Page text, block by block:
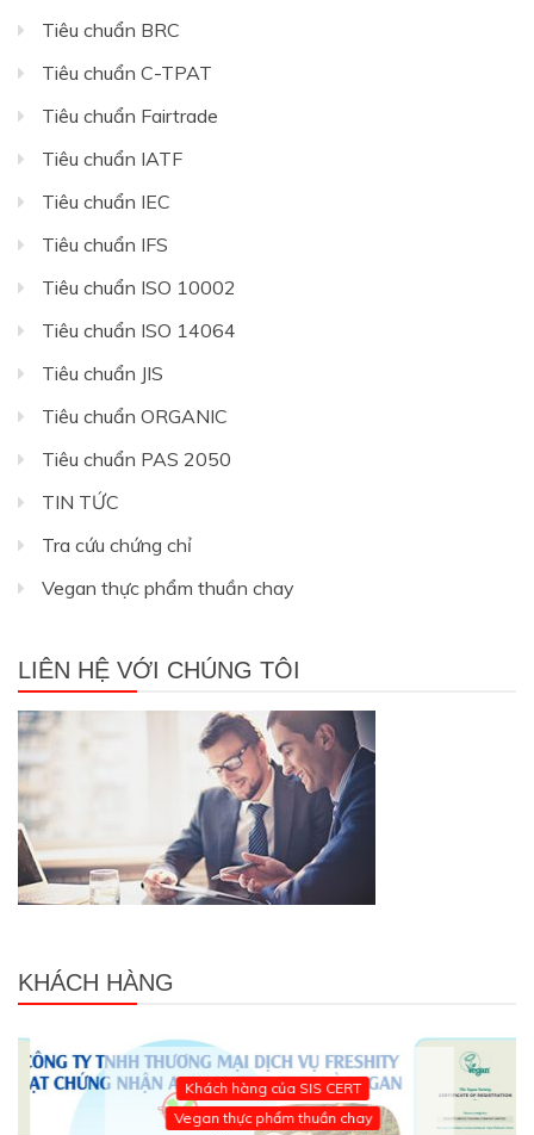
Tiêu chuẩn BRC
Tiêu chuẩn C-TPAT
Tiêu chuẩn Fairtrade
Tiêu chuẩn IATF
Tiêu chuẩn IEC
Tiêu chuẩn IFS
Tiêu chuẩn ISO 10002
Tiêu chuẩn ISO 14064
Tiêu chuẩn JIS
Tiêu chuẩn ORGANIC
Tiêu chuẩn PAS 2050
TIN TỨC
Tra cứu chứng chỉ
Vegan thực phẩm thuần chay
LIÊN HỆ VỚI CHÚNG TÔI
KHÁCH HÀNG
Khách hàng của SIS CERT
Vegan thực phẩm thuần chay